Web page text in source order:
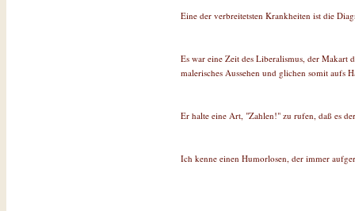
Eine der verbreitetsten Krankheiten ist die
Es war eine Zeit des Liberalismus, der Makart
malerisches Aussehen und glichen somit aufs
Er halte eine Art, "Zahlen!" zu rufen, daß es
Ich kenne einen Humorlosen, der immer